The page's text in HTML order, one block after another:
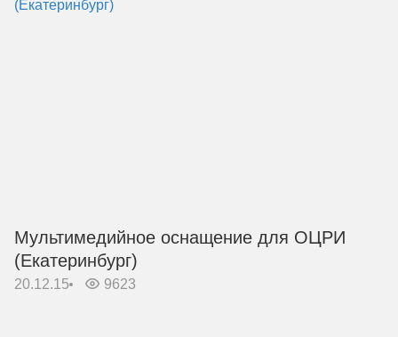
Мультимедийное оснащение для ОЦРИ
(Екатеринбург)
20.12.15 9623